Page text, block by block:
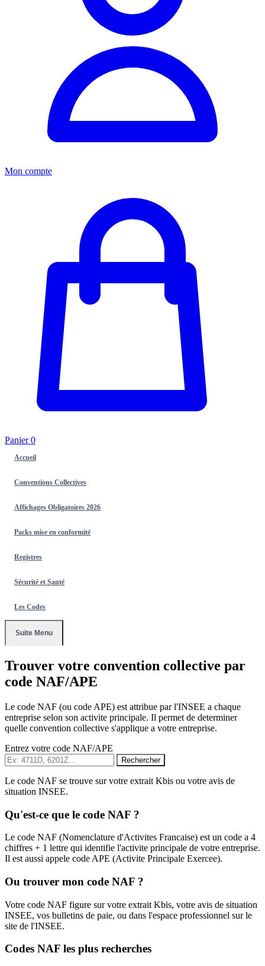
Mon compte
Panier0
Accueil
Conventions Collectives
Affichages Obligatoires 2026
Packs mise en conformité
Registres
Sécurité et Santé
Les Codes
Suite Menu
Trouver votre convention collective par
code NAF/APE
Le code NAF (ou code APE) est attribue par l'INSEE a chaque
entreprise selon son activite principale. Il permet de determiner
quelle convention collective s'applique a votre entreprise.
Entrez votre code NAF/APE
Rechercher
Le code NAF se trouve sur votre extrait Kbis ou votre avis de
situation INSEE.
Qu'est-ce que le code NAF ?
Le code NAF (Nomenclature d'Activites Francaise) est un code a 4
chiffres + 1 lettre qui identifie l'activite principale de votre entreprise.
Il est aussi appele code APE (Activite Principale Exercee).
Ou trouver mon code NAF ?
Votre code NAF figure sur votre extrait Kbis, votre avis de situation
INSEE, vos bulletins de paie, ou dans l'espace professionnel sur le
site de l'INSEE.
Codes NAF les plus recherches